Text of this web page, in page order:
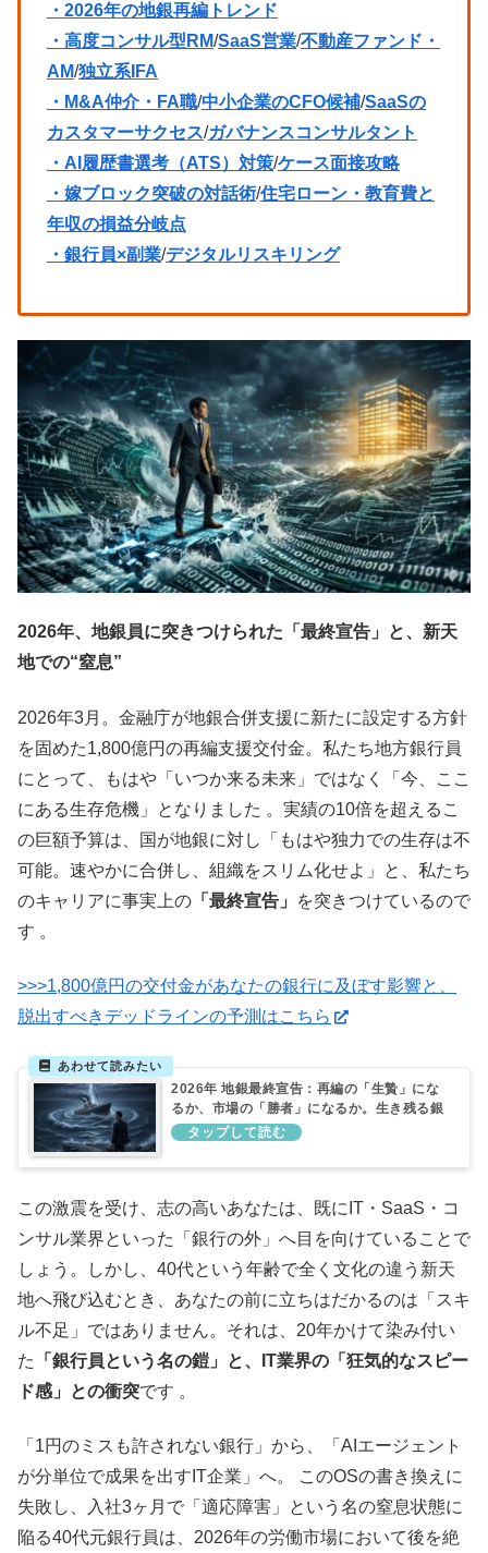
・2026年の地銀再編トレンド
・高度コンサル型RM/SaaS営業/不動産ファンド・
AM/独立系IFA
・M&A仲介・FA職/中小企業のCFO候補/SaaSの
カスタマーサクセス/ガバナンスコンサルタント
・AI履歴書選考（ATS）対策/ケース面接攻略
・嫁ブロック突破の対話術/住宅ローン・教育費と
年収の損益分岐点
・銀行員×副業/デジタルリスキリング
2026年、地銀員に突きつけられた「最終宣告」と、新天
地での“窒息”
2026年3月。金融庁が地銀合併支援に新たに設定する方針
を固めた1,800億円の再編支援交付金。私たち地方銀行員
にとって、もはや「いつか来る未来」ではなく「今、ここ
にある生存危機」となりました 。実績の10倍を超えるこ
の巨額予算は、国が地銀に対し「もはや独力での生存は不
可能。速やかに合併し、組織をスリム化せよ」と、私たち
のキャリアに事実上の 「最終宣告」
を突きつけているので
す 。
>>>1,800億円の交付金があなたの銀行に及ぼす影響と、
脱出すべきデッドラインの予測はこちら
2026年 地銀最終宣告：再編の「生贄」にな
るか、市場の「勝者」になるか。生き残る銀
行の境界線
この激震を受け、志の高いあなたは、既にIT・SaaS・コ
ンサル業界といった「銀行の外」へ目を向けていることで
しょう。しかし、40代という年齢で全く文化の違う新天
地へ飛び込むとき、あなたの前に立ちはだかるのは「スキ
ル不足」ではありません。それは、20年かけて染み付い
た
「銀行員という名の鎧」と、IT業界の「狂気的なスピー
ド感」との衝突です 。
「1円のミスも許されない銀行」から、「AIエージェント
が分単位で成果を出すIT企業」へ。 このOSの書き換えに
失敗し、入社3ヶ月で「適応障害」という名の窒息状態に
陥る40代元銀行員は、2026年の労働市場において後を絶